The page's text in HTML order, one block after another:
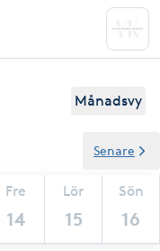
Månadsvy
Fre
14
Lör
15
Sön
16
Senare